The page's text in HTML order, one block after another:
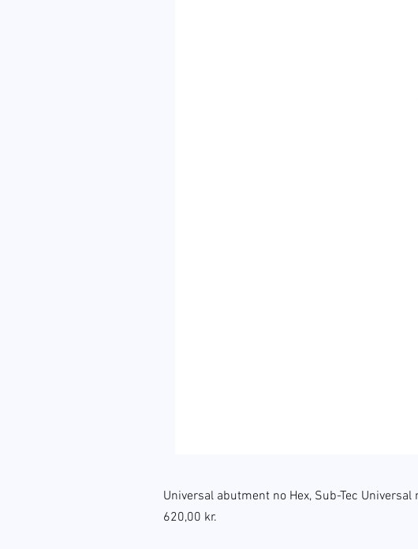
Universal abutment no Hex, Sub-Tec Universal
Pris
620,00 kr.